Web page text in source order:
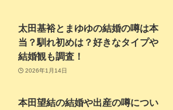
太田基裕とまゆゆの結婚の噂は本
当？馴れ初めは？好きなタイプや
結婚観も調査！
2026年1月14日
本田望結の結婚や出産の噂につい